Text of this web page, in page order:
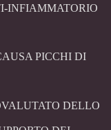
INFIAMMATORIO
PICCHI DI
DELLO